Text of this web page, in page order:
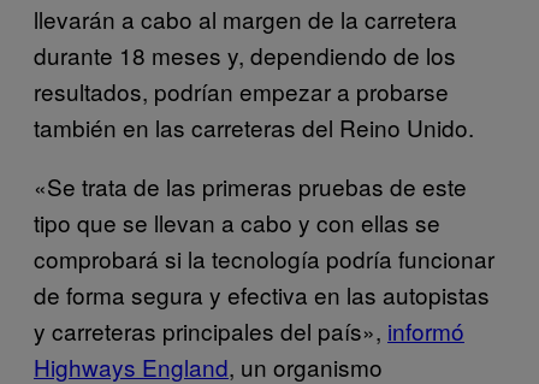
llevarán a cabo al margen de la carretera
durante 18 meses y, dependiendo de los
resultados, podrían empezar a probarse
también en las carreteras del Reino Unido.
«Se trata de las primeras pruebas de este
tipo que se llevan a cabo y con ellas se
comprobará si la tecnología podría funcionar
de forma segura y efectiva en las autopistas
y carreteras principales del país», informó
Highways England, un organismo